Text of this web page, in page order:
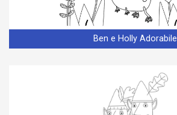
Ben e Holly Adorabile